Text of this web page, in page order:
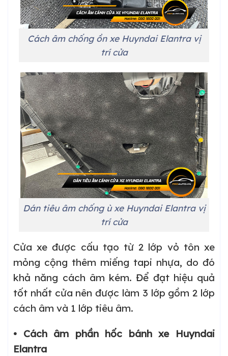
Cách âm chống ồn xe Huyndai Elantra vị
trí cửa
Dán tiêu âm chống ù xe Huyndai Elantra vị
trí cửa
Cửa xe được cấu tạo từ 2 lớp vỏ tôn xe
mỏng cộng thêm miếng tapi nhựa, do đó
khả năng cách âm kém. Để đạt hiệu quả
tốt nhất cửa nên được làm 3 lớp gồm 2 lớp
cách âm và 1 lớp tiêu âm.
• Cách âm phần hốc bánh xe Huyndai
Elantra